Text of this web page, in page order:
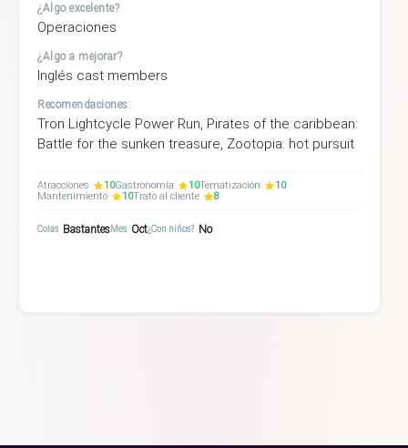
¿Algo excelente?
Operaciones
¿Algo a mejorar?
Inglés cast members
Recomendaciones:
Tron Lightcycle Power Run, Pirates of the caribbean:
Battle for the sunken treasure, Zootopia: hot pursuit
Atracciones 10Gastronomía 10Tematización
10
Mantenimiento
10Trato al cliente 8
Colas BastantesMes Oct¿Con niños? No